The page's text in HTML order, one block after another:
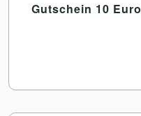
Gutschein 10 Euro